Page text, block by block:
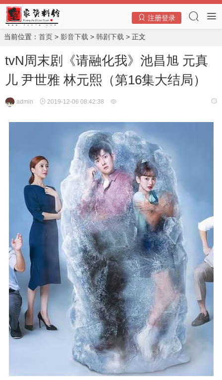
注册登录
当前位置： 首页 > 影音下载 > 韩剧下载 > 正文
tvN周末剧《请融化我》池昌旭 元真
儿 尹世雅 林元熙（第16集大结局）
admin 2019-12-06 08:42:38